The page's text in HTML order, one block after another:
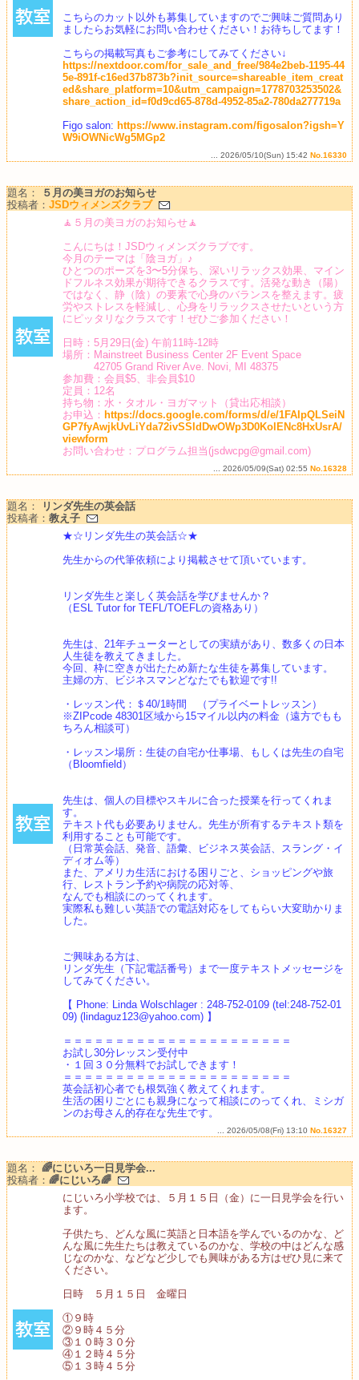
こちらのカット以外も募集していますのでご興味ご質問あり
ましたらお気軽にお問い合わせください！お待ちしてます！
こちらの掲載写真もご参考にしてみてください↓
https://nextdoor.com/for_sale_and_free/984e2beb-1195-44
5e-891f-c16ed37b873b?init_source=shareable_item_creat
ed&share_platform=10&utm_campaign=1778703253502&
share_action_id=f0d9cd65-878d-4952-85a2-780da277719a
Figo salon: https://www.instagram.com/figosalon?igsh=Y
W9iOWNicWg5MGp2
... 2026/05/10(Sun) 15:42 No.16330
題名：
５月の美ヨガのお知らせ
投稿者： JSDウィメンズクラブ
🧘５月の美ヨガのお知らせ🧘
こんにちは！JSDウィメンズクラブです。
今月のテーマは「陰ヨガ」♪
ひとつのポーズを3〜5分保ち、深いリラックス効果、マイン
ドフルネス効果が期待できるクラスです。活発な動き（陽）
ではなく、静（陰）の要素で心身のバランスを整えます。疲
労やストレスを軽減し、心身をリラックスさせたいという方
にピッタリなクラスです！ぜひご参加ください！
日時：5月29日(金) 午前11時-12時
場所：Mainstreet Business Center 2F Event Space
42705 Grand River Ave. Novi, MI 48375
参加費：会員$5、非会員$10
定員：12名
持ち物：水・タオル・ヨガマット（貸出応相談）
お申込： https://docs.google.com/forms/d/e/1FAIpQLSeiN
GP7fyAwjkUvLiYda72ivSSIdDwOWp3D0KolENc8HxUsrA/
viewform
お問い合わせ：プログラム担当(jsdwcpg@gmail.com)
... 2026/05/09(Sat) 02:55 No.16328
題名：
リンダ先生の英会話
投稿者： 教え子
★☆リンダ先生の英会話☆★
先生からの代筆依頼により掲載させて頂いています。
リンダ先生と楽しく英会話を学びませんか？
（ESL Tutor for TEFL/TOEFLの資格あり）
先生は、21年チューターとしての実績があり、数多くの日本
人生徒を教えてきました。
今回、枠に空きが出たため新たな生徒を募集しています。
主婦の方、ビジネスマンどなたでも歓迎です!!
・レッスン代：＄40/1時間 （プライベートレッスン）
※ZIPcode 48301区域から15マイル以内の料金（遠方でもも
ちろん相談可）
・レッスン場所：生徒の自宅か仕事場、もしくは先生の自宅
（Bloomfield）
先生は、個人の目標やスキルに合った授業を行ってくれま
す。
テキスト代も必要ありません。先生が所有するテキスト類を
利用することも可能です。
（日常英会話、発音、語彙、ビジネス英会話、スラング・イ
ディオム等）
また、アメリカ生活における困りごと、ショッピングや旅
行、レストラン予約や病院の応対等、
なんでも相談にのってくれます。
実際私も難しい英語での電話対応をしてもらい大変助かりま
した。
ご興味ある方は、
リンダ先生（下記電話番号）まで一度テキストメッセージを
してみてください。
【 Phone: Linda Wolschlager : 248-752-0109 (tel:248-752-01
09) (lindaguz123@yahoo.com) 】
＝＝＝＝＝＝＝＝＝＝＝＝＝＝＝＝＝＝＝＝＝＝
お試し30分レッスン受付中
・１回３０分無料でお試しできます！
＝＝＝＝＝＝＝＝＝＝＝＝＝＝＝＝＝＝＝＝＝＝
英会話初心者でも根気強く教えてくれます。
生活の困りごとにも親身になって相談にのってくれ、ミシガ
ンのお母さん的存在な先生です。
... 2026/05/08(Fri) 13:10 No.16327
題名： 🌈にじいろ一日見学会...
投稿者： 🌈にじいろ🌈
にじいろ小学校では、５月１５日（金）に一日見学会を行い
ます。
子供たち、どんな風に英語と日本語を学んでいるのかな、ど
んな風に先生たちは教えているのかな、学校の中はどんな感
じなのかな、などなど少しでも興味がある方はぜひ見に来て
ください。
日時 ５月１５日 金曜日
①９時
②９時４５分
③１０時３０分
④１２時４５分
⑤１３時４５分